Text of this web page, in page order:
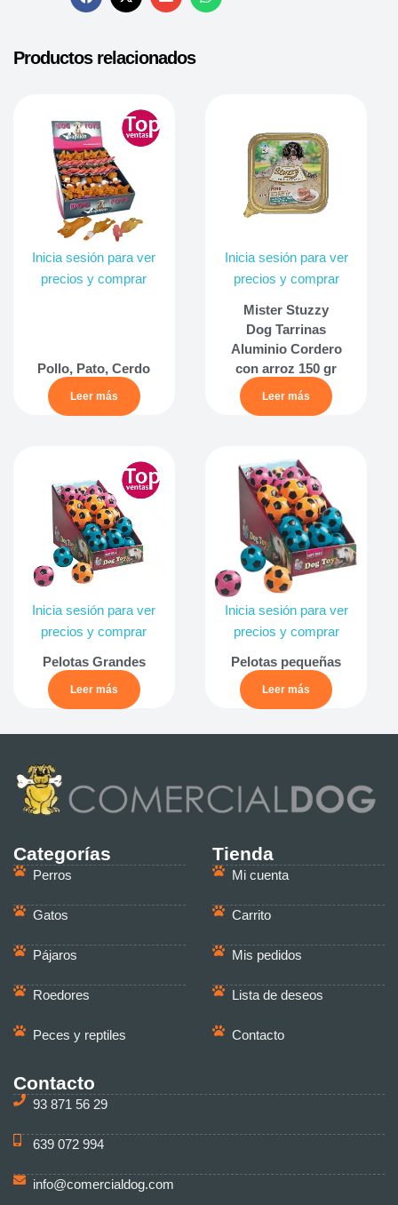
Productos relacionados
Inicia sesión para ver
precios y comprar
Pollo, Pato, Cerdo
Leer más
Inicia sesión para ver
precios y comprar
Mister Stuzzy
Dog Tarrinas
Aluminio Cordero
con arroz 150 gr
Leer más
Inicia sesión para ver
precios y comprar
Pelotas Grandes
Leer más
Inicia sesión para ver
precios y comprar
Pelotas pequeñas
Leer más
Categorías
Perros
Gatos
Pájaros
Roedores
Peces y reptiles
Tienda
Mi cuenta
Carrito
Mis pedidos
Lista de deseos
Contacto
Contacto
93 871 56 29
639 072 994
info@comercialdog.com